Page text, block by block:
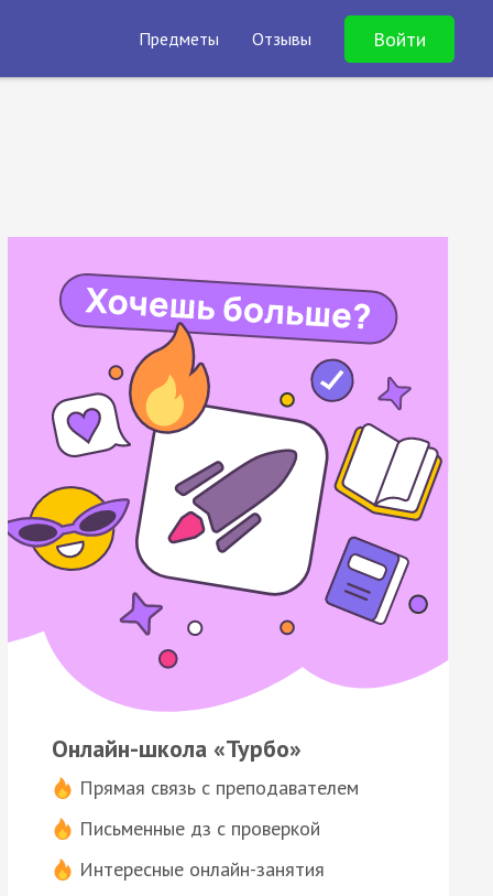
Предметы Отзывы Войти
Онлайн-школа «Турбо»
Прямая связь с преподавателем
Письменные дз с проверкой
Интересные онлайн-занятия